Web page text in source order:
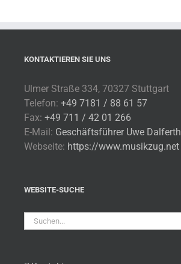
KONTAKTIEREN SIE UNS
Ulmer Straße 334, 70327 Stuttgart
Telefon: +49 7181 / 88 61 57
Fax: +49 711 / 42 01 266
E-Mail: Geschäftsführer Uwe Dalferth
Webseite: https://www.musikzug.net
WEBSITE-SUCHE
Suche
nach: